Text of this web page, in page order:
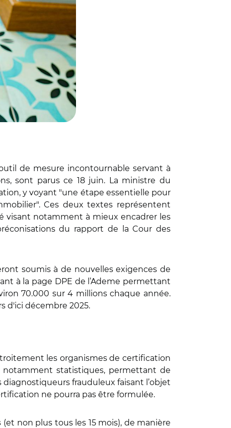
de mesure incontournable servant à
sont parus ce 18 juin. La ministre du
y voyant "une étape essentielle pour
Ces deux textes représentent
visant notamment à mieux encadrer les
du rapport de la Cour des
soumis à de nouvelles exigences de
à la page DPE de l’Ademe permettant
70.000 sur 4 millions chaque année.
d'ici décembre 2025.
les organismes de certification
notamment statistiques, permettant de
frauduleux faisant l’objet
ne pourra pas être formulée.
(et non plus tous les 15 mois), de manière